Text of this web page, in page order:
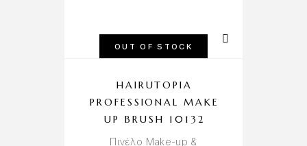
OUT OF STOCK
HAIRUTOPIA
PROFESSIONAL MAKE
UP BRUSH 10132
Πινέλο Make-up &